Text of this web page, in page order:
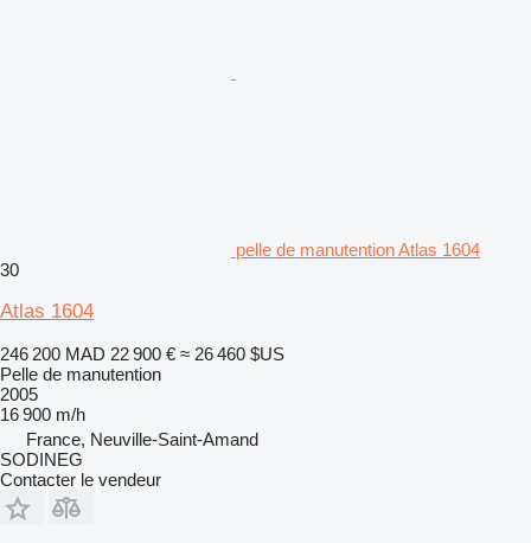
pelle de manutention Atlas 1604
30
Atlas 1604
246 200 MAD 22 900 € ≈ 26 460 $US
Pelle de manutention
2005
16 900 m/h
France, Neuville-Saint-Amand
SODINEG
Contacter le vendeur